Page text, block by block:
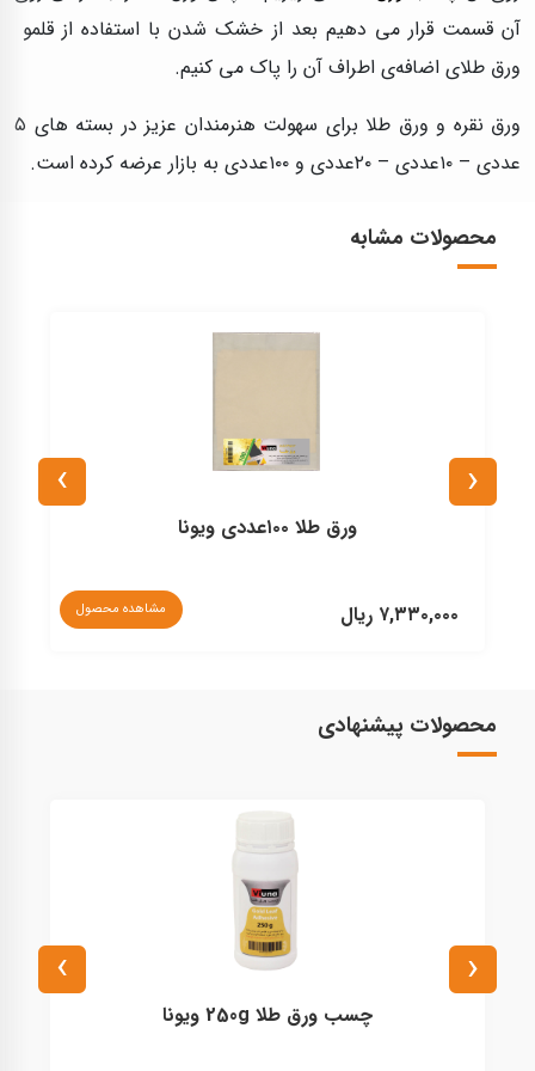
آن قسمت قرار می دهیم بعد از خشک شدن با استفاده از قلمو
ورق طلای اضافه‌ی اطراف آن را پاک می کنیم.
ورق نقره و ورق طلا برای سهولت هنرمندان عزیز در بسته های ۵
عددی – ۱۰عددی – ۲۰عددی و ۱۰۰عددی به بازار عرضه کرده است.
محصولات مشابه
ورق طلا ۱۰۰عددی ویونا
۷,۳۳۰,۰۰۰ ریال مشاهده محصول
‹
›
محصولات پیشنهادی
چسب ورق طلا 250g ویونا
‹
›